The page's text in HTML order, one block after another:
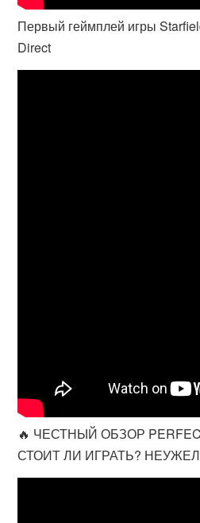
Первый геймплей игры
Direct
🔥 ЧЕСТНЫЙ ОБЗОР
СТОИТ ЛИ ИГРАТЬ?